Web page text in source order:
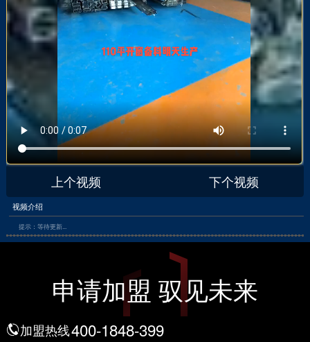
上个视频 下个视频
视频介绍
提示：等待更新...
申请加盟 驭见未来
加盟热线400-1848-399